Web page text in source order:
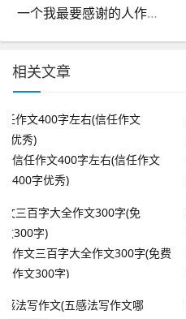
一个我最要感谢的人作文300字(一个我最要感谢的人作文300字)
相关文章
信任作文400字左右(信任作文
400字优秀)
作文三百字大全作文300字(免费
作文300字)